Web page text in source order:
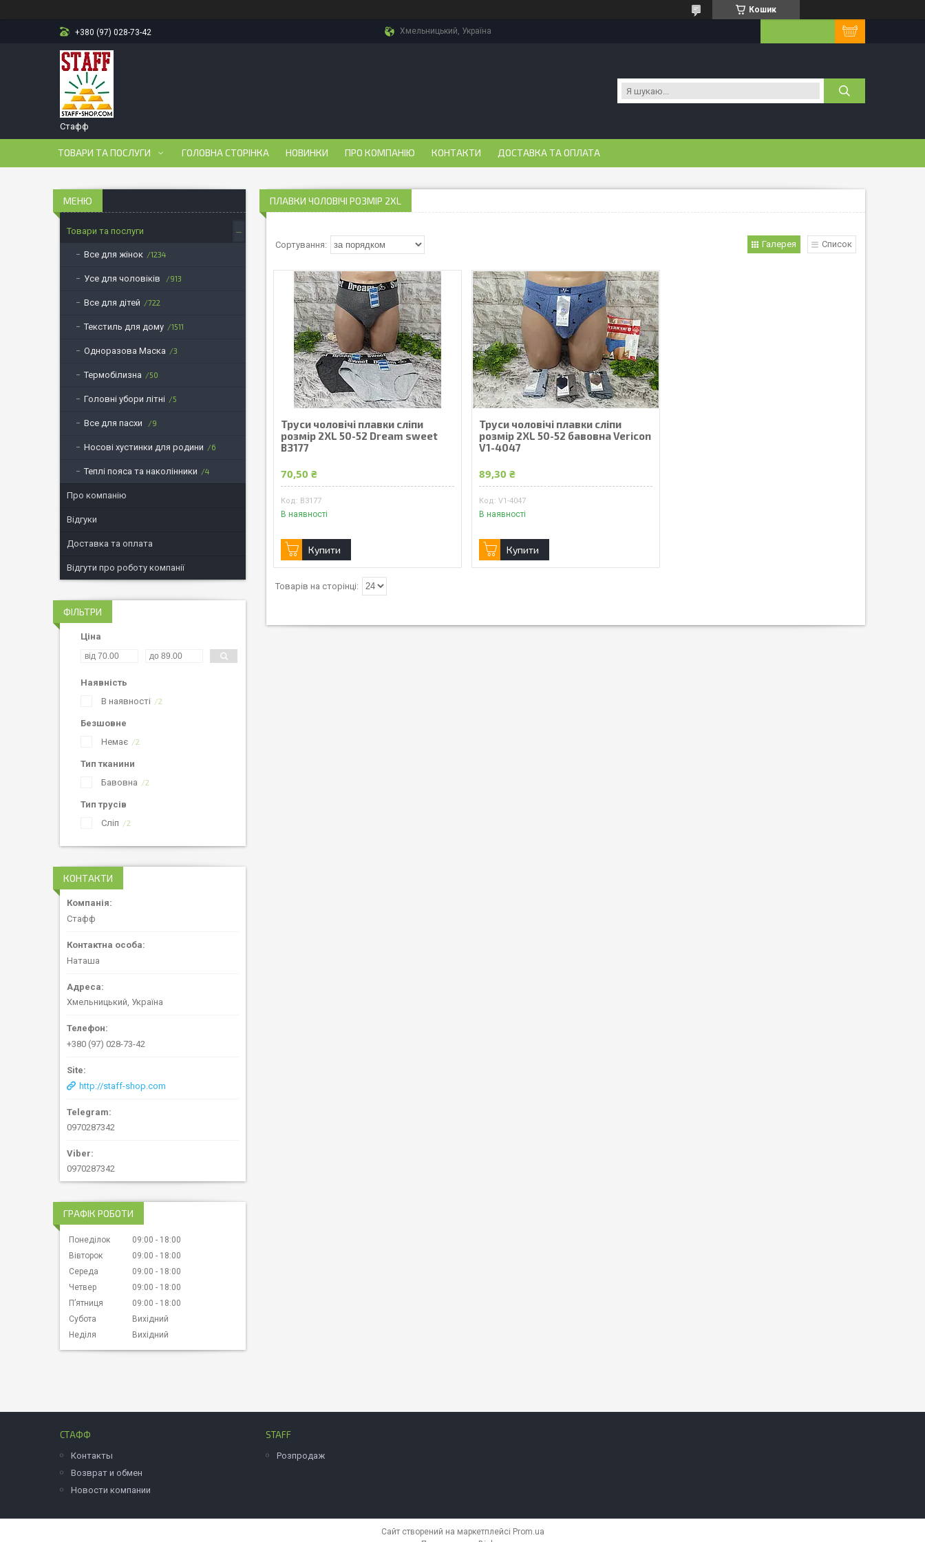
Кошик
+380 (97) 028-73-42 Хмельницький, Україна
Стафф
ТОВАРИ ТА ПОСЛУГИ ГОЛОВНА СТОРІНКА НОВИНКИ ПРО КОМПАНІЮ КОНТАКТИ ДОСТАВКА ТА ОПЛАТА
ПЛАВКИ ЧОЛОВІЧІ РОЗМІР 2XL
Галерея Список
Труси чоловічі плавки сліпи
розмір 2XL 50-52 Dream sweet
В3177
70,50 ₴
В3177
В наявності
Купити
Труси чоловічі плавки сліпи
розмір 2XL 50-52 бавовна Vericon
V1-4047
89,30 ₴
V1-4047
В наявності
Купити
Товари та послуги
Все для жінок 1234
Усе для чоловіків 913
Все для дітей 722
Текстиль для дому 1511
Одноразова Маска 3
Термобілизна 50
Головні убори літні 5
Все для пасхи 9
Носові хустинки для родини 6
Теплі пояса та наколінники 4
Про компанію
Відгуки
Доставка та оплата
Відгути про роботу компанії
ФІЛЬТРИ
Ціна
Наявність
В наявності
2
Безшовне
Немає
2
Тип тканини
Бавовна
2
Тип трусів
Сліп
2
КОНТАКТИ
Стафф
Наташа
Хмельницький, Україна
+380 (97) 028-73-42
http://staff-shop.com
0970287342
0970287342
ГРАФІК РОБОТИ
Понеділок 09:00
18:00
Вівторок
09:00
18:00
Середа
09:00
18:00
Четвер
09:00
18:00
Пʼятниця
09:00
18:00
Субота
Вихідний
Неділя
Вихідний
СТАФФ
Контакты
Возврат и обмен
Новости компании
STAFF
Розпродаж
Сайт створений на маркетплейсі Prom.ua